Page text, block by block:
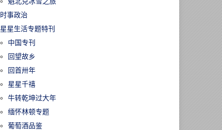
时事政治
星星生活专题特刊
中国专刊
回望故乡
回首卅年
星星千禧
牛转乾坤过大年
缅怀林顿专题
葡萄酒品鉴